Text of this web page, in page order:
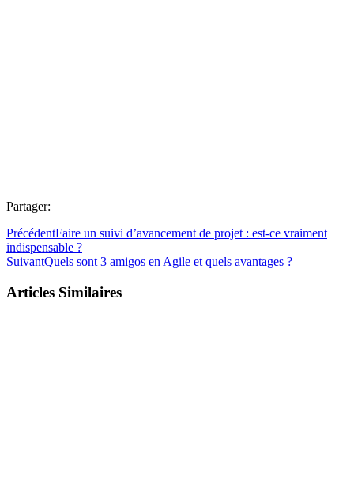
Partager:
PrécédentFaire un suivi d’avancement de projet : est-ce vraiment
indispensable ?
SuivantQuels sont 3 amigos en Agile et quels avantages ?
Articles Similaires